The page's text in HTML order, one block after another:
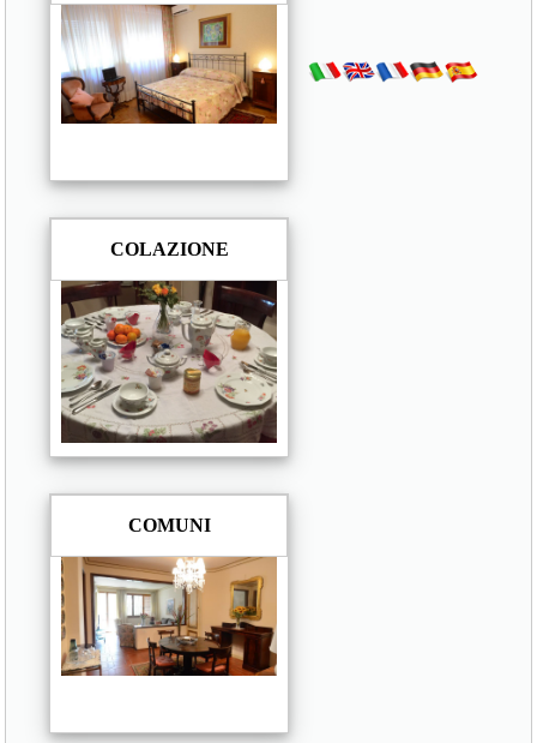
COLAZIONE
COMUNI